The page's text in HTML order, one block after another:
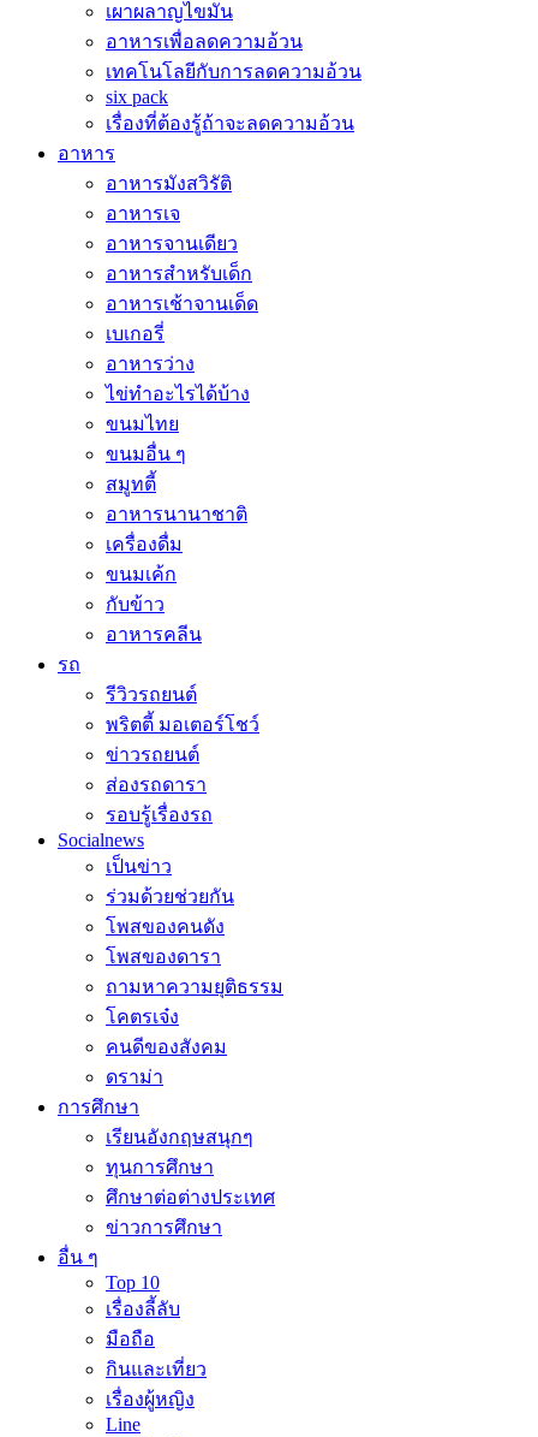
เผาผลาญไขมัน
อาหารเพื่อลดความอ้วน
เทคโนโลยีกับการลดความอ้วน
six pack
เรื่องที่ต้องรู้ถ้าจะลดความอ้วน
อาหาร
อาหารมังสวิรัติ
อาหารเจ
อาหารจานเดียว
อาหารสำหรับเด็ก
อาหารเช้าจานเด็ด
เบเกอรี่
อาหารว่าง
ไข่ทำอะไรได้บ้าง
ขนมไทย
ขนมอื่น ๆ
สมูทตี้
อาหารนานาชาติ
เครื่องดื่ม
ขนมเค้ก
กับข้าว
อาหารคลีน
รถ
รีวิวรถยนต์
พริตตี้ มอเตอร์โชว์
ข่าวรถยนต์
ส่องรถดารา
รอบรู้เรื่องรถ
Socialnews
เป็นข่าว
ร่วมด้วยช่วยกัน
โพสของคนดัง
โพสของดารา
ถามหาความยุติธรรม
โคตรเจ๋ง
คนดีของสังคม
ดราม่า
การศึกษา
เรียนอังกฤษสนุกๆ
ทุนการศึกษา
ศึกษาต่อต่างประเทศ
ข่าวการศึกษา
อื่น ๆ
Top 10
เรื่องลี้ลับ
มือถือ
กินและเที่ยว
เรื่องผู้หญิง
Line